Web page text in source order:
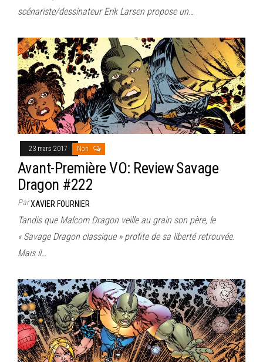
scénariste/dessinateur Erik Larsen propose un…
23 mars 2017 Non
Avant-Première VO: Review Savage
Dragon #222
ParXAVIER FOURNIER
Tandis que Malcom Dragon veille au grain son père, le
« Savage Dragon classique » profite de sa liberté retrouvée.
Mais il…